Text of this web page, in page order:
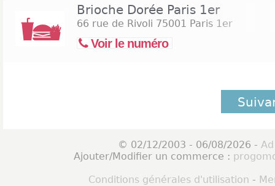
Brioche Dorée Paris 1er
66 rue de Rivoli 75001 Paris 1er
Voir le numéro
© 02/12/2003 - 06/08/2026 -
Ajouter/Modifier un commerce :
Conditions générales d'utilisation -